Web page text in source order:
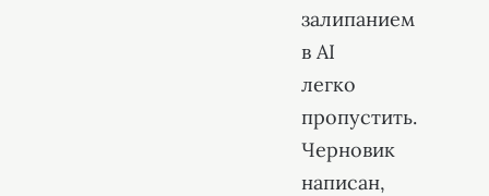
залипанием
в AI
легко
пропустить.
Черновик
написан,